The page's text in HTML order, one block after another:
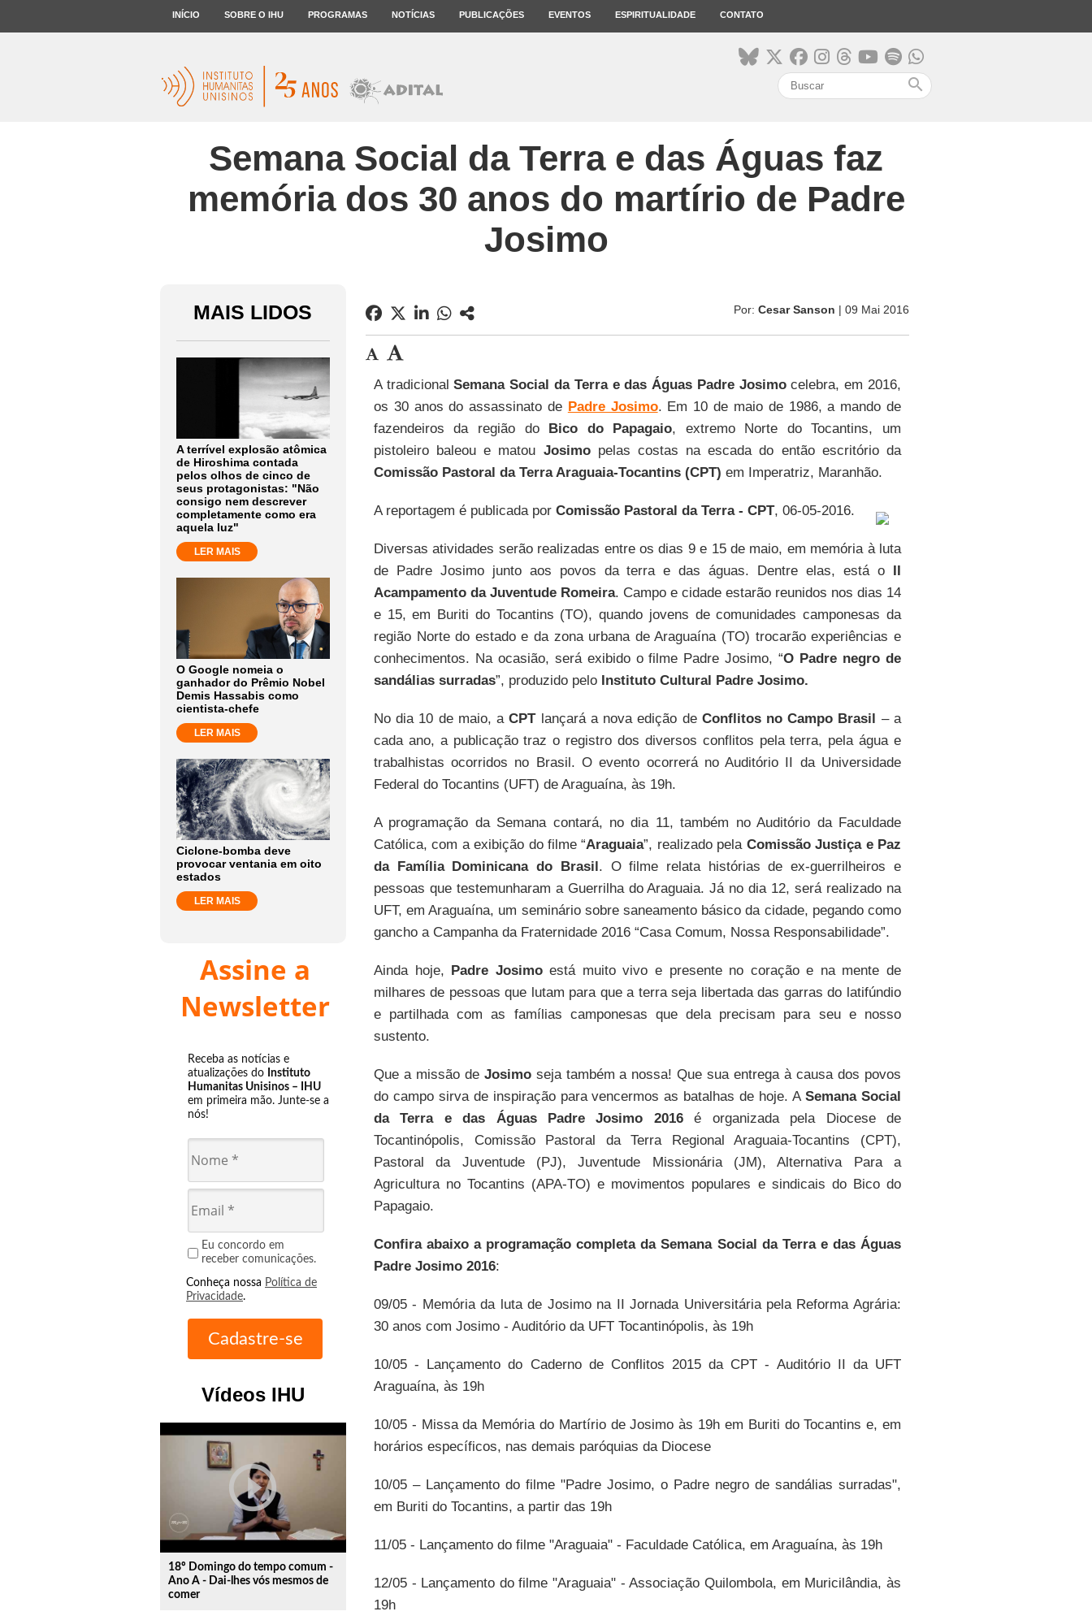
INÍCIO SOBRE O IHU PROGRAMAS NOTÍCIAS PUBLICAÇÕES EVENTOS ESPIRITUALIDADE CONTATO
search
Semana Social da Terra e das Águas faz
memória dos 30 anos do martírio de Padre
Josimo
MAIS LIDOS
A terrível explosão atômica
de Hiroshima contada
pelos olhos de cinco de
seus protagonistas: "Não
consigo nem descrever
completamente como era
aquela luz"
LER MAIS
O Google nomeia o
ganhador do Prêmio Nobel
Demis Hassabis como
cientista-chefe
LER MAIS
Ciclone-bomba deve
provocar ventania em oito
estados
LER MAIS
Assine a
Newsletter
Receba as notícias e
atualizações do Instituto
Humanitas Unisinos – IHU
em primeira mão. Junte-se a
nós!
Eu concordo em
receber comunicações.
Conheça nossa Política de
Privacidade.
Vídeos IHU
play_circle_outline
18º Domingo do tempo comum -
Ano A - Dai-lhes vós mesmos de
comer
Por: Cesar Sanson | 09 Mai 2016
A tradicionalSemana Social da Terra e das Águas Padre Josimocelebra, em 2016,
os 30 anos do assassinato de Padre Josimo. Em 10 de maio de 1986, a mando de
fazendeiros da região do Bico do Papagaio, extremo Norte do Tocantins, um
pistoleiro baleou e matou Josimopelas costas na escada do então escritório da
Comissão Pastoral da Terra Araguaia-Tocantins (CPT) em Imperatriz, Maranhão.
A reportagem é publicada por Comissão Pastoral da Terra - CPT, 06-05-2016.
Diversas atividades serão realizadas entre os dias 9 e 15 de maio, em memória à luta
de Padre Josimo junto aos povos da terra e das águas. Dentre elas, está o II
Acampamento da Juventude Romeira. Campo e cidade estarão reunidos nos dias 14
e 15, em Buriti do Tocantins (TO), quando jovens de comunidades camponesas da
região Norte do estado e da zona urbana de Araguaína (TO) trocarão experiências e
conhecimentos. Na ocasião, será exibido o filme Padre Josimo, “O Padre negro de
sandálias surradas”, produzido pelo Instituto Cultural Padre Josimo.
No dia 10 de maio, aCPTlançará a nova edição deConflitos no Campo Brasil – a
cada ano, a publicação traz o registro dos diversos conflitos pela terra, pela água e
trabalhistas ocorridos no Brasil. O evento ocorrerá no Auditório II da Universidade
Federal do Tocantins (UFT) de Araguaína, às 19h.
A programação da Semana contará, no dia 11, também no Auditório da Faculdade
Católica, com a exibição do filme “Araguaia”, realizado pela Comissão Justiça e Paz
da Família Dominicana do Brasil. O filme relata histórias de ex-guerrilheiros e
pessoas que testemunharam a Guerrilha do Araguaia. Já no dia 12, será realizado na
UFT, em Araguaína, um seminário sobre saneamento básico da cidade, pegando como
gancho a Campanha da Fraternidade 2016 “Casa Comum, Nossa Responsabilidade”.
Ainda hoje, Padre Josimoestá muito vivo e presente no coração e na mente de
milhares de pessoas que lutam para que a terra seja libertada das garras do latifúndio
e partilhada com as famílias camponesas que dela precisam para seu e nosso
sustento.
Que a missão de Josimoseja também a nossa! Que sua entrega à causa dos povos
do campo sirva de inspiração para vencermos as batalhas de hoje. ASemana Social
da Terra e das Águas Padre Josimo 2016é organizada pela Diocese de
Tocantinópolis, Comissão Pastoral da Terra Regional Araguaia-Tocantins (CPT),
Pastoral da Juventude (PJ), Juventude Missionária (JM), Alternativa Para a
Agricultura no Tocantins (APA-TO) e movimentos populares e sindicais do Bico do
Papagaio.
Confira abaixo a programação completa da Semana Social da Terra e das Águas
Padre Josimo 2016:
09/05 - Memória da luta de Josimo na II Jornada Universitária pela Reforma Agrária:
30 anos com Josimo - Auditório da UFT Tocantinópolis, às 19h
10/05 - Lançamento do Caderno de Conflitos 2015 da CPT - Auditório II da UFT
Araguaína, às 19h
10/05 - Missa da Memória do Martírio de Josimo às 19h em Buriti do Tocantins e, em
horários específicos, nas demais paróquias da Diocese
10/05 – Lançamento do filme "Padre Josimo, o Padre negro de sandálias surradas",
em Buriti do Tocantins, a partir das 19h
11/05 - Lançamento do filme "Araguaia" - Faculdade Católica, em Araguaína, às 19h
12/05 - Lançamento do filme "Araguaia" - Associação Quilombola, em Muricilândia, às
19h